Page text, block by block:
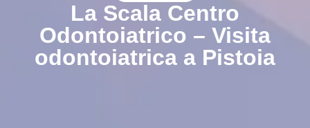
La Scala Centro
Odontoiatrico – Visita
odontoiatrica a Pistoia